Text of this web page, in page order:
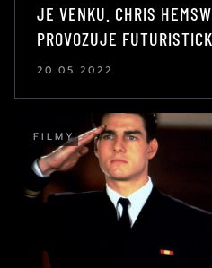
JE VENKU. CHRIS
PROVOZUJE
20.05.2022
FILMY